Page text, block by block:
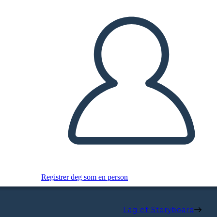
Registrer deg som en person
Lag et Storyboard